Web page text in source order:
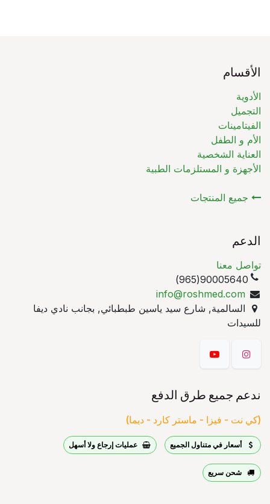
الأقسام
الأدوية
التجميل
الفيتامينات
الأم و الطفل
العناية الشخصية
الأجهزة و المستلزمات الطبية
جميع المنتجات
الدعم
تواصل معنا
90005640(965)
info@roshmed.com
السالمية, شارع سيد ياسين طبطبائي, بجانب نادي ديفا
للسيدات
ندعم جميع طرق الدفع
(كي نت - فيزا - ماستر كارد - ديما)
أسعار في متناول الجميع عمليات إرجاع ولا أسهل
شحن سريع